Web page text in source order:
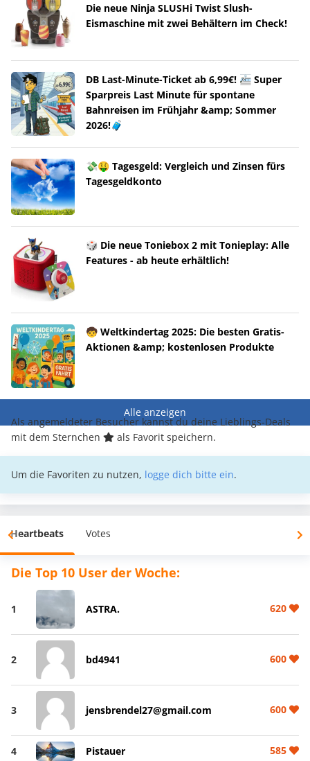
Die neue Ninja SLUSHi Twist Slush-
Eismaschine mit zwei Behältern im Check!
DB Last-Minute-Ticket ab 6,99€! 🚈 Super
Sparpreis Last Minute für spontane
Bahnreisen im Frühjahr &amp; Sommer
2026!🧳
💸🤑 Tagesgeld: Vergleich und Zinsen fürs
Tagesgeldkonto
🎲 Die neue Toniebox 2 mit Tonieplay: Alle
Features - ab heute erhältlich!
🧒 Weltkindertag 2025: Die besten Gratis-
Aktionen &amp; kostenlosen Produkte
Alle anzeigen
Als angemeldeter Besucher kannst du deine Lieblings-Deals
mit dem Sternchen
als Favorit speichern.
Um die Favoriten zu nutzen, logge dich bitte ein.
Heartbeats Votes
Die Top 10 User der Woche:
1 ASTRA. 620
2 bd4941 600
3 jensbrendel27@gmail.com 600
4 Pistauer 585